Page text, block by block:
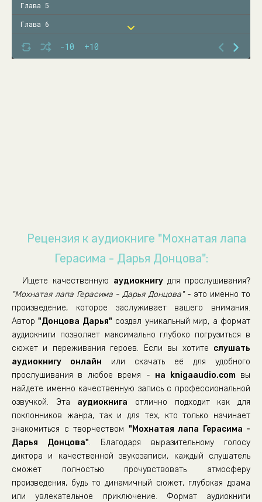
-10 +10
Глава 5
Глава 6
Глава 7
Глава 8
Глава 20
Глава 21
Глава 22
Глава 24
Глава 25
Глава 26
Глава 27
Глава 29
Глава 30
Глава 31
Рецензия к аудиокниге "Мохнатая лапа
Герасима - Дарья Донцова":
Ищете качественную аудиокнигудля прослушивания?
"Мохнатая лапа Герасима - Дарья Донцова"- это именно то
произведение, которое заслуживает вашего внимания.
Автор"Донцова Дарья" создал уникальный мир, а формат
аудиокниги позволяет максимально глубоко погрузиться в
сюжет и переживания героев. Если вы хотите слушать
аудиокнигу онлайн или скачать её для удобного
прослушивания в любое время - на knigaaudio.comвы
найдете именно качественную запись с профессиональной
озвучкой. Эта аудиокнига отлично подходит как для
поклонников жанра, так и для тех, кто только начинает
знакомиться с творчеством "Мохнатая лапа Герасима -
Дарья Донцова". Благодаря выразительному голосу
диктора и качественной звукозаписи, каждый слушатель
сможет полностью прочувствовать атмосферу
произведения, будь то динамичный сюжет, глубокая драма
или увлекательное приключение. Формат аудиокниги